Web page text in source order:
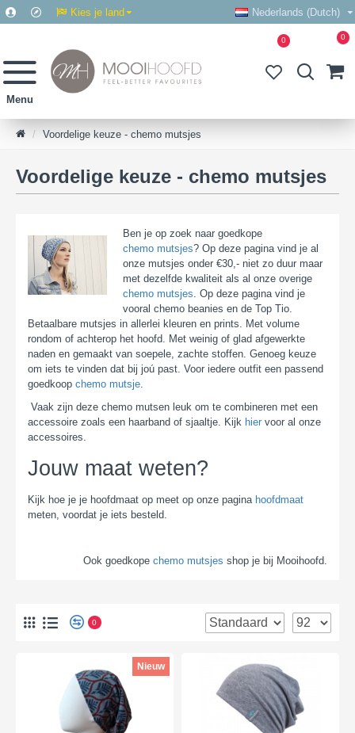
Kies je land Nederlands (Dutch)
0 0
Voordelige keuze - chemo mutsjes
Voordelige keuze - chemo mutsjes
Ben je op zoek naar goedkope
chemo mutsjes? Op deze pagina vind je al
onze mutsjes onder €30,- niet zo duur maar
met dezelfde kwaliteit als al onze overige
chemo mutsjes. Op deze pagina vind je
vooral chemo beanies en de Top Tio.
Betaalbare mutsjes in allerlei kleuren en prints. Met volume
rondom of achterop het hoofd. Met weinig of glad afgewerkte
naden en gemaakt van soepele, zachte stoffen. Genoeg keuze
om iets te vinden dat bij joú past. Voor iedere outfit een passend
goedkoop chemo mutsje.
Vaak zijn deze chemo mutsen leuk om te combineren met een
accessoire zoals een haarband of sjaaltje. Kijk hier voor al onze
accessoires.
Jouw maat weten?
Kijk hoe je je hoofdmaat op meet op onze pagina hoofdmaat
meten, voordat je iets besteld.
Ook goedkope chemo mutsjes shop je bij Mooihoofd.
0
Nieuw